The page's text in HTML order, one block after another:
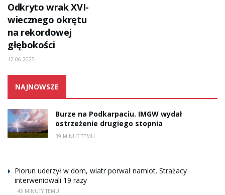
Odkryto wrak XVI-
wiecznego okrętu
na rekordowej
głębokości
12.06.2025
NAJNOWSZE
Burze na Podkarpaciu. IMGW wydał
ostrzeżenie drugiego stopnia
39 MINUT TEMU
Piorun uderzył w dom, wiatr porwał namiot. Strażacy
interweniowali 19 razy
43 MINUTY TEMU